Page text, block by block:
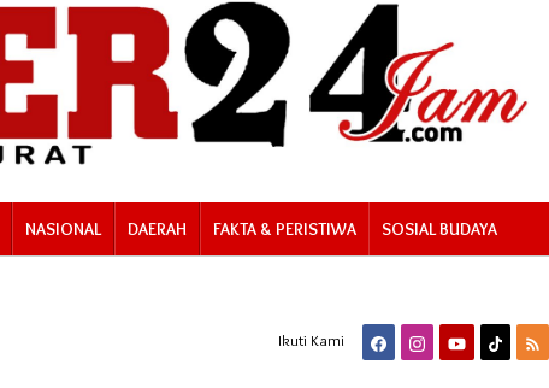
NASIONAL DAERAH FAKTA & PERISTIWA SOSIAL BUDAYA
Ikuti Kami